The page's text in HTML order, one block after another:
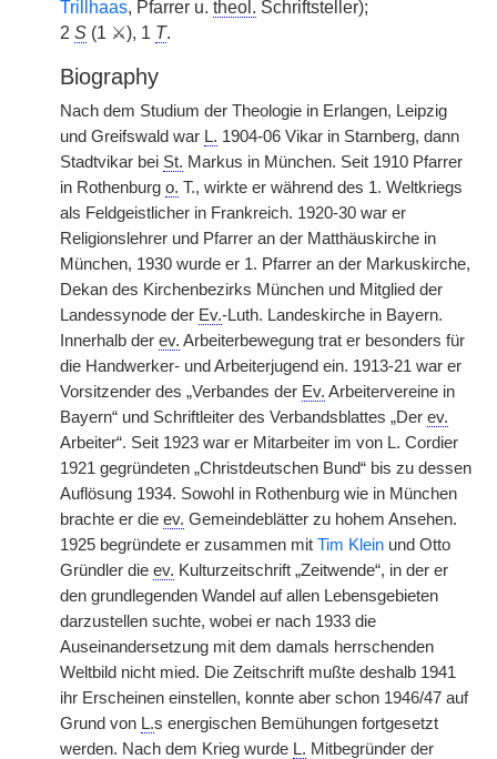
Trillhaas, Pfarrer u. theol. Schriftsteller);
2 S (1 ⚔), 1 T.
Biography
Nach dem Studium der Theologie in Erlangen, Leipzig
und Greifswald war L. 1904-06 Vikar in Starnberg, dann
Stadtvikar bei St. Markus in München. Seit 1910 Pfarrer
in Rothenburg o. T., wirkte er während des 1. Weltkriegs
als Feldgeistlicher in Frankreich. 1920-30 war er
Religionslehrer und Pfarrer an der Matthäuskirche in
München, 1930 wurde er 1. Pfarrer an der Markuskirche,
Dekan des Kirchenbezirks München und Mitglied der
Landessynode der Ev.-Luth. Landeskirche in Bayern.
Innerhalb der ev. Arbeiterbewegung trat er besonders für
die Handwerker- und Arbeiterjugend ein. 1913-21 war er
Vorsitzender des „Verbandes der Ev. Arbeitervereine in
Bayern“ und Schriftleiter des Verbandsblattes „Der ev.
Arbeiter“. Seit 1923 war er Mitarbeiter im von L. Cordier
1921 gegründeten „Christdeutschen Bund“ bis zu dessen
Auflösung 1934. Sowohl in Rothenburg wie in München
brachte er die ev. Gemeindeblätter zu hohem Ansehen.
1925 begründete er zusammen mit Tim Klein und Otto
Gründler die ev. Kulturzeitschrift „Zeitwende“, in der er
den grundlegenden Wandel auf allen Lebensgebieten
darzustellen suchte, wobei er nach 1933 die
Auseinandersetzung mit dem damals herrschenden
Weltbild nicht mied. Die Zeitschrift mußte deshalb 1941
ihr Erscheinen einstellen, konnte aber schon 1946/47 auf
Grund von L.s energischen Bemühungen fortgesetzt
werden. Nach dem Krieg wurde L. Mitbegründer der